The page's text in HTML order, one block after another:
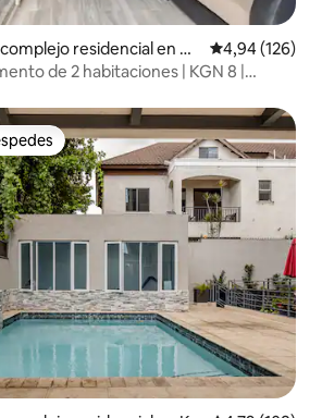
residencial en Co
Calificación
4,94 (126)
de 2 habitaciones | KGN 8 |